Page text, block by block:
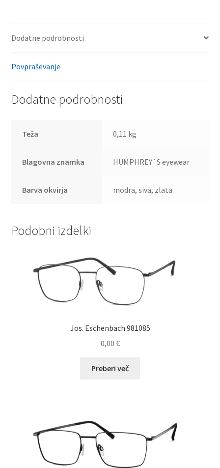
Dodatne podrobnosti
Povpraševanje
Dodatne podrobnosti
Teža 0,11 kg
Blagovna znamka HUMPHREY´S eyewear
Barva okvirja modra, siva, zlata
Podobni izdelki
Jos. Eschenbach 981085
0,00 €
Preberi več